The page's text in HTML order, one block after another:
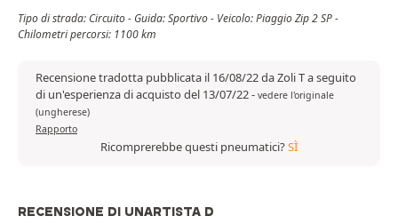
Tipo di strada: Circuito - Guida: Sportivo - Veicolo: Piaggio Zip 2 SP -
Chilometri percorsi: 1100 km
Recensione tradotta pubblicata il 16/08/22 da Zoli T a seguito
di un'esperienza di acquisto del 13/07/22- vedere l'originale
(ungherese)
Rapporto
Ricomprerebbe questi pneumatici?SÌ
RECENSIONE DI UNARTISTA D